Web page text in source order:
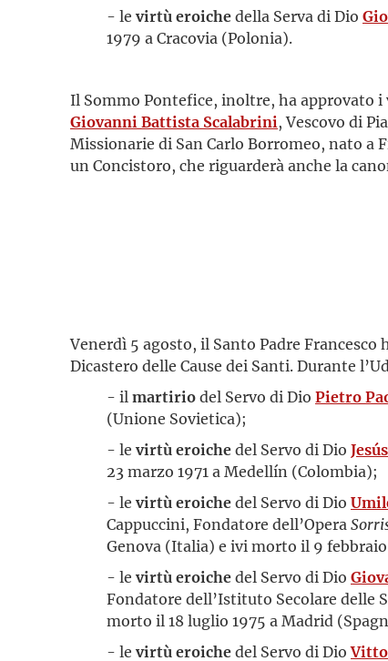
- le virtù eroichedella Serva di Dio
1979 a Cracovia (Polonia).
Il Sommo Pontefice, inoltre, ha approvato i
Giovanni Battista Scalabrini, Vescovo di
Missionarie di San Carlo Borromeo, nato a
un Concistoro, che riguarderà anche la
Venerdì 5 agosto, il Santo Padre
Dicastero delle Cause dei Santi. Durante
- il martiriodel Servo di Dio Pietro
(Unione Sovietica);
- le virtù eroichedel Servo di Dio
23 marzo 1971 a Medellín (Colombia);
- le virtù eroichedel Servo di Dio
Cappuccini, Fondatore dell’Opera
Genova (Italia) e ivi morto il 9
- le virtù eroichedel Servo di Dio
Fondatore dell’Istituto Secolare delle
morto il 18 luglio 1975 a Madrid
- le virtù eroichedel Servo di Dio